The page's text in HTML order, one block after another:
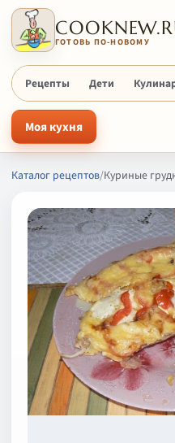
ГОТОВЬ ПО-НОВОМУ
Рецепты Дети
Моя кухня
Каталог рецептов/Куриные